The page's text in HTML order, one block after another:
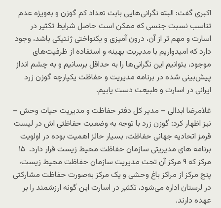
اکبری گفت: البته نگرانی‌هایی بابت تعداد کم گوزن و به‌ویژه عدم
تناسب نسبت جنسی که ممکن است حاصل شرایط تکثیر در
اسارت و مهم تر از آن، درون آمیزی و یکنواختی ژنتیکی باشد، وجود
دارد که امیدواریم با مدیریت بهینه و استفاده از ظرفیت‌های
موجود، بتوانیم این نگرانی‌ها را به حداقل برسانیم و به چشم انداز
پیش‌بینی شده در برنامه مدیریت و حفاظت یکپارچه گوزن زرد
ایرانی در اسارت و طبیعت دست یابیم.
غلامرضا ابدالی – مدیر کل دفتر حفاظت و مدیریت حیات وحش –
نیز اظهار کرد: گوزن زرد با توجه به وضعیت حفاظتی اش در لیست
قرمز اتحادیه جهانی حفاظت، بسیار حائز اهمیت بوده در اولویت
برنامه های مدیریتی سازمان حفاظت محیط زیست قرار دارد. ۱۵
مرکز که ۹ مرکز آن تحت مدیریت سازمان حفاظت محیط زیست،
پنج مرکز از مراکز باغ وحشی و یک مرکز به‌صورت حفاظت مشارکتی
در لرستان اداره می‌شود، تکثیر در اسارت این گونه ارزشمند را بر
عهده دارند.